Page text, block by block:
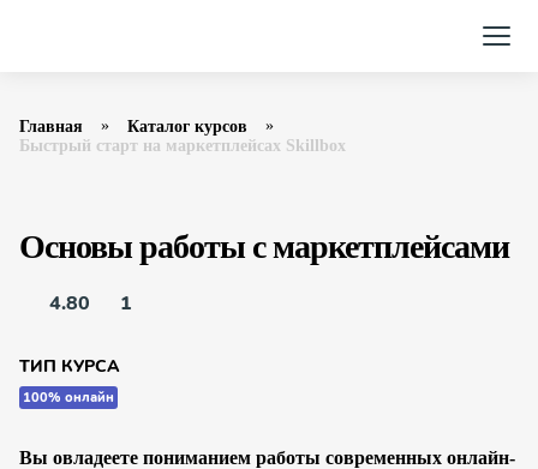
Главная
Каталог курсов
Быстрый старт на маркетплейсах Skillbox
Основы работы с маркетплейсами
4.80 1
ТИП КУРСА
100% онлайн
Вы овладеете пониманием работы современных онлайн-